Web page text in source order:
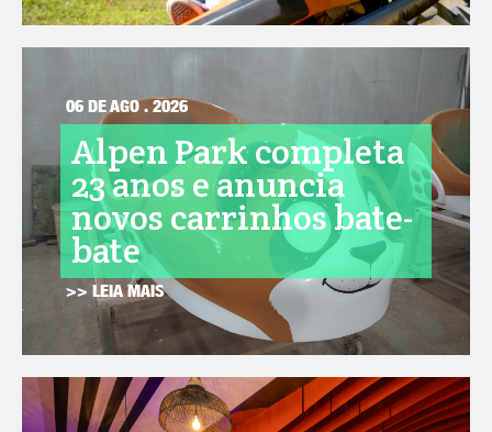
06 DE AGO . 2026
Alpen Park completa
23 anos e anuncia
novos carrinhos bate-
bate
>> LEIA MAIS